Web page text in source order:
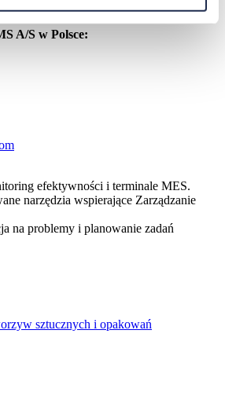
A/S w Polsce:
efektywności i terminale MES.
narzędzia wspierające Zarządzanie
na problemy i planowanie zadań
sztucznych i opakowań